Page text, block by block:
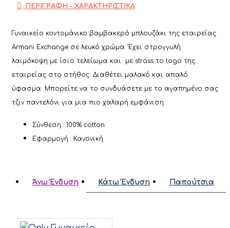
ΠΕΡΙΓΡΑΦΗ - ΧΑΡΑΚΤΗΡΙΣΤΙΚΑ
Γυναικείο κοντομάνικο βαμβακερό μπλουζάκι της εταιρείας
Armani Exchange σε λευκό χρώμα. Έχει στρογγυλή
λαιμόκοψη με ίσιο τελείωμα και με strass το logo της
εταιρείας στο στήθος. Διαθέτει μαλακό και απαλό
ύφασμα. Μπορείτε να το συνδυάσετε με το αγαπημένο σας
τζιν παντελόνι για μια πιο χαλαρή εμφάνιση.
Σύνθεση : 100% cotton
Εφαρμογή : Κανονική
Άνω Ένδυση Κάτω Ένδυση Παπούτσια